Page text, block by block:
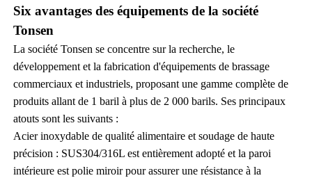
Six avantages des équipements de la société
Tonsen
La société Tonsen se concentre sur la recherche, le
développement et la fabrication d'équipements de brassage
commerciaux et industriels, proposant une gamme complète de
produits allant de 1 baril à plus de 2 000 barils. Ses principaux
atouts sont les suivants :
Acier inoxydable de qualité alimentaire et soudage de haute
précision : SUS304/316L est entièrement adopté et la paroi
intérieure est polie miroir pour assurer une résistance à la